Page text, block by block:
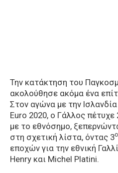
Την κατάκτηση του
ακολούθησε ακόμα ένα
Στον αγώνα με την
Euro 2020, ο Γάλλος
με το εθνόσημο,
στη σχετική λίστα, όντας 3
εποχών για την εθνική
Henry και Michel Platini.